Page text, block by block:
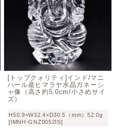
[トップクォリティ]インド/マニ
ハール産ヒマラヤ水晶ガネーシ
ャ像（高さ約5.0cm/小さめサイ
ズ）
H50.9×W32.4×D30.5（mm）52.0g
[IMNH-GNZ0052IS]